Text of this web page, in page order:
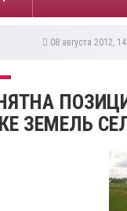
08 августа 2012,
ЗЕМЕЛЬ